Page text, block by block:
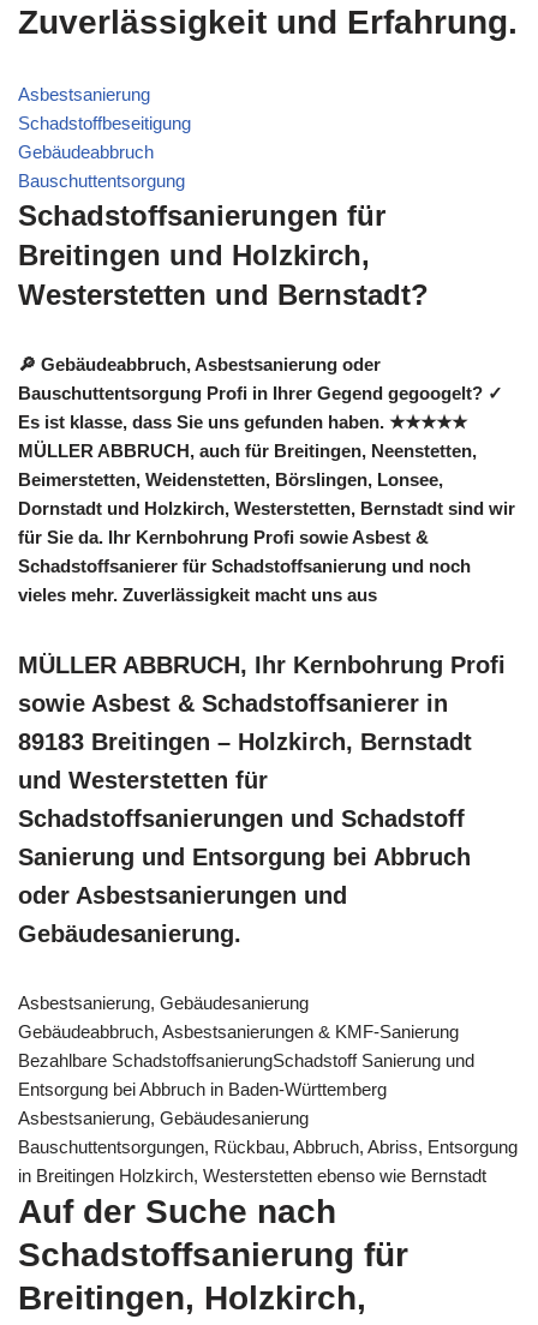
Zuverlässigkeit und Erfahrung.
Asbestsanierung
Schadstoffbeseitigung
Gebäudeabbruch
Bauschuttentsorgung
Schadstoffsanierungen für
Breitingen und Holzkirch,
Westerstetten und Bernstadt?
🔎 Gebäudeabbruch, Asbestsanierung oder
Bauschuttentsorgung Profi in Ihrer Gegend gegoogelt? ✓
Es ist klasse, dass Sie uns gefunden haben. ★★★★★
MÜLLER ABBRUCH, auch für Breitingen, Neenstetten,
Beimerstetten, Weidenstetten, Börslingen, Lonsee,
Dornstadt und Holzkirch, Westerstetten, Bernstadt sind wir
für Sie da. Ihr Kernbohrung Profi sowie Asbest &
Schadstoffsanierer für Schadstoffsanierung und noch
vieles mehr. Zuverlässigkeit macht uns aus
MÜLLER ABBRUCH, Ihr Kernbohrung Profi
sowie Asbest & Schadstoffsanierer in
89183 Breitingen – Holzkirch, Bernstadt
und Westerstetten für
Schadstoffsanierungen und Schadstoff
Sanierung und Entsorgung bei Abbruch
oder Asbestsanierungen und
Gebäudesanierung.
Asbestsanierung, Gebäudesanierung
Gebäudeabbruch, Asbestsanierungen & KMF-Sanierung
Bezahlbare SchadstoffsanierungSchadstoff Sanierung und
Entsorgung bei Abbruch in Baden-Württemberg
Asbestsanierung, Gebäudesanierung
Bauschuttentsorgungen, Rückbau, Abbruch, Abriss, Entsorgung
in Breitingen Holzkirch, Westerstetten ebenso wie Bernstadt
Auf der Suche nach
Schadstoffsanierung für
Breitingen, Holzkirch,